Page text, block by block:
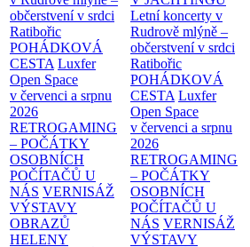
občerstvení v srdci
Ratibořic
POHÁDKOVÁ
CESTA Luxfer
Open Space
v červenci a srpnu
2026
RETROGAMING
– POČÁTKY
OSOBNÍCH
POČÍTAČŮ U
NÁS VERNISÁŽ
VÝSTAVY
OBRAZŮ
HELENY
Letní koncerty v
Rudrově mlýně –
občerstvení v srdci
Ratibořic
POHÁDKOVÁ
CESTA Luxfer
Open Space
v červenci a srpnu
2026
RETROGAMING
– POČÁTKY
OSOBNÍCH
POČÍTAČŮ U
NÁS VERNISÁŽ
VÝSTAVY